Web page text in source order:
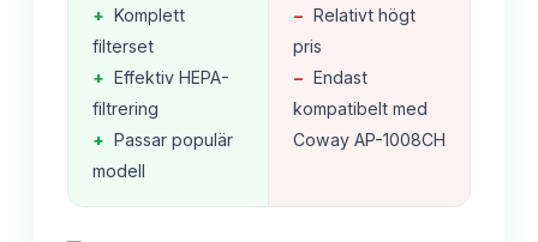
+ Komplett
filterset
+ Effektiv HEPA-
filtrering
+ Passar populär
modell
− Relativt högt
pris
− Endast
kompatibelt med
Coway AP-1008CH